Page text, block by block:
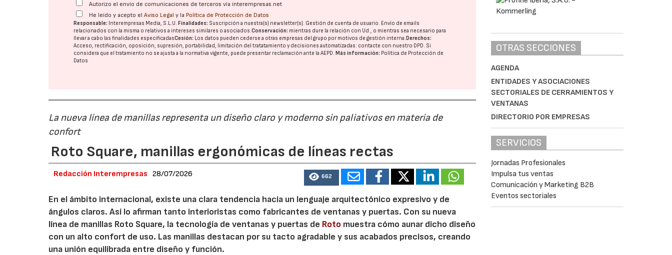
Autorizo el envío de comunicaciones de terceros vía interempresas.net
He leído y acepto elAviso Legal y la Política de Protección de Datos
Responsable: Interempresas Media, S.L.U. Finalidades: Suscripción a nuestra(s) newsletter(s). Gestión de cuenta de usuario. Envío de emails
relacionados con la misma o relativos a intereses similares o asociados.Conservación: mientras dure la relación con Ud., o mientras sea necesario para
llevar a cabo las finalidades especificadasCesión: Los datos pueden cederse a otras empresas del grupo por motivos de gestión interna. Derechos:
Acceso, rectificación, oposición, supresión, portabilidad, limitación del tratatamiento y decisiones automatizadas: contacte con nuestro DPD. Si
considera que el tratamiento no se ajusta a la normativa vigente, puede presentar reclamación ante laAEPD. Más información: Política de Protección de
Datos
La nueva línea de manillas representa un diseño claro y moderno sin paliativos en materia de
confort
Roto Square, manillas ergonómicas de líneas rectas
Redacción Interempresas 28/07/2026 662
En el ámbito internacional, existe una clara tendencia hacia un lenguaje arquitectónico expresivo y de
ángulos claros. Así lo afirman tanto interioristas como fabricantes de ventanas y puertas. Con su nueva
línea de manillas Roto Square, la tecnología de ventanas y puertas de Roto muestra cómo aunar dicho diseño
con un alto confort de uso. Las manillas destacan por su tacto agradable y sus acabados precisos, creando
una unión equilibrada entre diseño y función.
OTRAS SECCIONES
AGENDA
ENTIDADES Y ASOCIACIONES
SECTORIALES DE CERRAMIENTOS Y
VENTANAS
DIRECTORIO POR EMPRESAS
SERVICIOS
Jornadas Profesionales
Impulsa tus ventas
Comunicación y Marketing B2B
Eventos sectoriales